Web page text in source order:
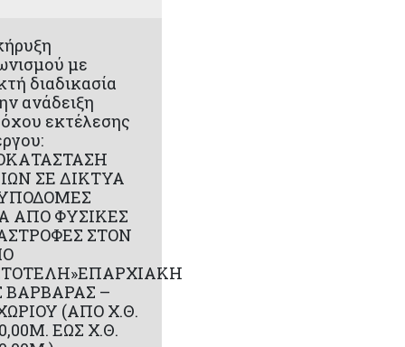
με
διαδικασία
ανάδειξη
εκτέλεσης
ΣΕ ΔΙΚΤΥΑ
ΑΠΟ ΦΥΣΙΚΕΣ
ΣΤΟΝ
ΒΑΡΒΑΡΑΣ –
(ΑΠΟ Χ.Θ.
ΕΩΣ Χ.Θ.